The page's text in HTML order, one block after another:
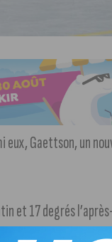
eux, Gaettson, un
et 17 degrés